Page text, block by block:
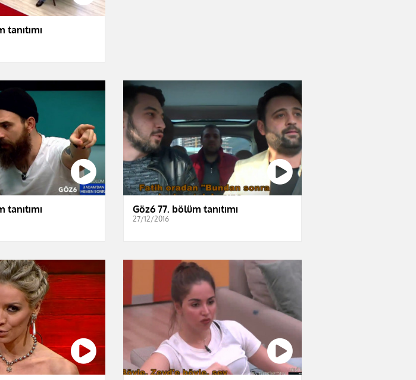
tanıtımı
tanıtımı Göz6 77. bölüm tanıtımı
27/12/2016